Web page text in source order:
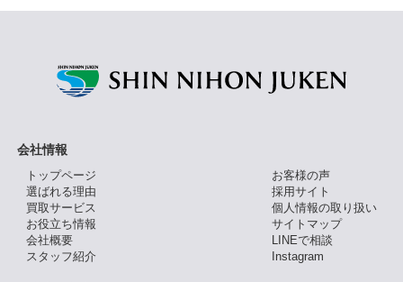
会社情報
トップページ
選ばれる理由
買取サービス
お役立ち情報
会社概要
スタッフ紹介
お客様の声
採用サイト
個人情報の取り扱い
サイトマップ
LINEで相談
Instagram